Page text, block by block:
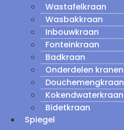
Wastafelkraan
Wasbakkraan
Inbouwkraan
Fonteinkraan
Badkraan
Onderdelen kranen
Douchemengkraan
Kokendwaterkraan
Bidetkraan
Spiegel